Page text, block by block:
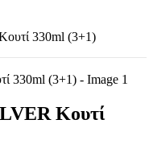
330ml (3+1)
Κουτί